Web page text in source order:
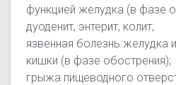
функцией желудка (в фазе
дуоденит, энтерит, колит;
язвенная болезнь желудка
кишки (в фазе обострения);
грыжа пищеводного